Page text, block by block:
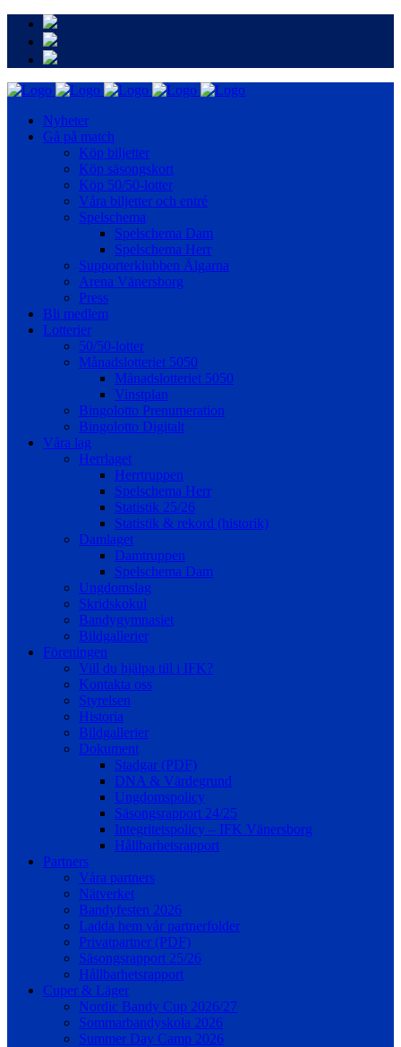
Nyheter
Gå på match
Köp biljetter
Köp säsongskort
Köp 50/50-lotter
Våra biljetter och entré
Spelschema
Spelschema Dam
Spelschema Herr
Supporterklubben Älgarna
Arena Vänersborg
Press
Bli medlem
Lotterier
50/50-lotter
Månadslotteriet 5050
Månadslotteriet 5050
Vinstplan
Bingolotto Prenumeration
Bingolotto Digitalt
Våra lag
Herrlaget
Herrtruppen
Spelschema Herr
Statistik 25/26
Statistik & rekord (historik)
Damlaget
Damtruppen
Spelschema Dam
Ungdomslag
Skridskokul
Bandygymnasiet
Bildgallerier
Föreningen
Vill du hjälpa till i IFK?
Kontakta oss
Styrelsen
Historia
Bildgallerier
Dokument
Stadgar (PDF)
DNA & Värdegrund
Ungdomspolicy
Säsongsrapport 24/25
Integritetspolicy – IFK Vänersborg
Hållbarhetsrapport
Partners
Våra partners
Nätverket
Bandyfesten 2026
Ladda hem vår partnerfolder
Privatpartner (PDF)
Säsongsrapport 25/26
Hållbarhetsrapport
Cuper & Läger
Nordic Bandy Cup 2026/27
Sommarbandyskola 2026
Summer Day Camp 2026